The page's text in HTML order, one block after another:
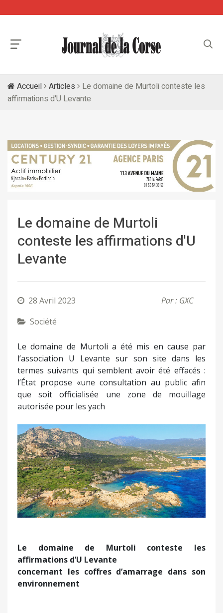
Accueil Articles
Le domaine de Murtoli conteste les
affirmations d'U Levante
Le domaine de Murtoli
conteste les affirmations d'U
Levante
28 Avril 2023
Par : GXC
Société
Le domaine de Murtoli a été mis en cause par
l’association U Levante sur son site dans les
termes suivants qui semblent avoir été effacés :
l’État propose «une consultation au public afin
que soit officialisée une zone de mouillage
autorisée pour les yach
Le domaine de Murtoli conteste les
affirmations d’U Levante
concernant les coffres d’amarrage dans son
environnement